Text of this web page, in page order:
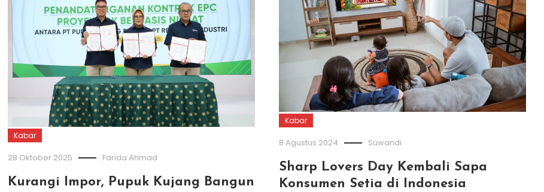
Kabar
28 Oktober 2025 Farida Ahmad
Kurangi Impor, Pupuk Kujang Bangun
Kabar
8 Agustus 2024 Suwandi
Sharp Lovers Day Kembali Sapa
Konsumen Setia di Indonesia